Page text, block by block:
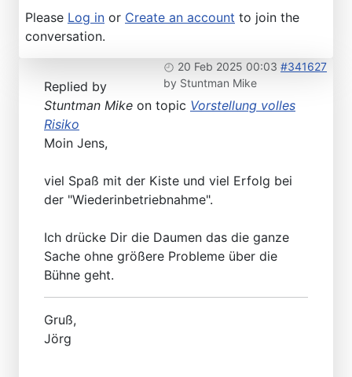
Please Log in or Create an account to join the
conversation.
20 Feb 2025 00:03 #341627
by Stuntman Mike
Replied by
Stuntman Mike on topic Vorstellung volles
Risiko
Moin Jens,
viel Spaß mit der Kiste und viel Erfolg bei
der "Wiederinbetriebnahme".
Ich drücke Dir die Daumen das die ganze
Sache ohne größere Probleme über die
Bühne geht.
Gruß,
Jörg